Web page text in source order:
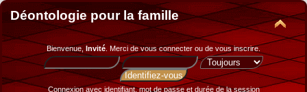
Déontologie pour la famille
Bienvenue, Invité. Merci devous connecter ou de vous inscrire.
Connexion avec identifiant, mot de passe et durée de la session